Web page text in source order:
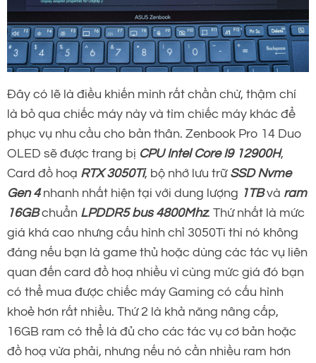
Đây có lẽ là điều khiến mình rất chần chừ, thậm chí
là bỏ qua chiếc máy này và tìm chiếc máy khác để
phục vụ nhu cầu cho bản thân. Zenbook Pro 14 Duo
OLED sẽ được trang bị CPU Intel Core I9 12900H,
Card đồ hoạ RTX 3050Ti, bộ nhớ lưu trữ SSD Nvme
Gen 4nhanh nhất hiện tại với dung lượng 1TBvà ram
16GBchuẩn LPDDR5 bus 4800Mhz. Thứ nhất là mức
giá khá cao nhưng cấu hình chỉ 3050Ti thì nó không
đáng nếu bạn là game thủ hoặc dùng các tác vụ liên
quan đến card đồ hoạ nhiều vì cùng mức giá đó bạn
có thể mua được chiếc máy Gaming có cấu hình
khoẻ hơn rất nhiều. Thứ 2 là khả năng nâng cấp,
16GB ram có thể là đủ cho các tác vụ cơ bản hoặc
đồ hoạ vừa phải, nhưng nếu nó cần nhiều ram hơn